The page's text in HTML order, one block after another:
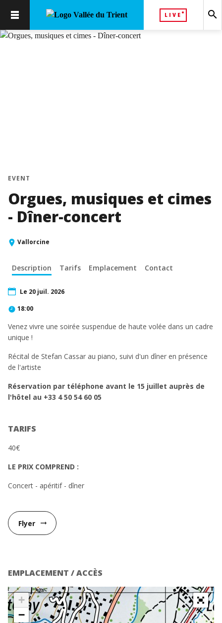
LIVE search
EVENT
Orgues, musiques et cimes
- Dîner-concert
Vallorcine
Description Tarifs Emplacement Contact
Le 20 juil. 2026
18:00
Venez vivre une soirée suspendue de haute volée dans un cadre
unique !
Récital de Stefan Cassar au piano, suivi d'un dîner en présence
de l'artiste
Réservation par téléphone avant le 15 juillet auprès de
l'hôtel au +33 4 50 54 60 05
TARIFS
40€
LE PRIX COMPREND :
Concert - apéritif - dîner
Flyer arrow_right_alt
EMPLACEMENT / ACCÈS
+
−